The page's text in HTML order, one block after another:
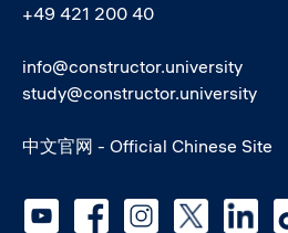
+49 421 200 40
info@constructor.university
study@constructor.university
中文官网 - Official Chinese Site
Social media